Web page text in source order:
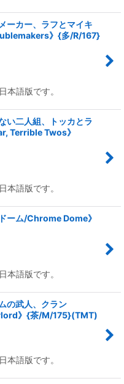
ーカー、ラフとマイキ
》{多/R/167}
本語版です。
い二人組、トッカとラ
Terrible Twos》
本語版です。
ーム/Chrome Dome》
本語版です。
の武人、クラン
》{茶/M/175}(TMT)
本語版です。